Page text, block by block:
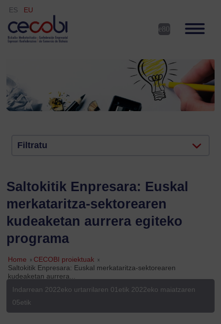
ES EU
Filtratu
Saltokitik Enpresara: Euskal
merkataritza-sektorearen
kudeaketan aurrera egiteko
programa
Home » CECOBI proiektuak »
Saltokitik Enpresara: Euskal merkataritza-sektorearen
kudeaketan aurrera...
Indarrean 2022eko urtarrilaren 01etik 2022eko maiatzaren
05etik